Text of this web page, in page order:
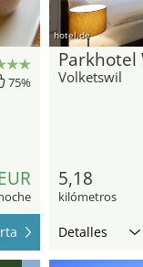
75%
hotel.de
Parkhotel
Volketswil
5,18
kilómetros
Detalles